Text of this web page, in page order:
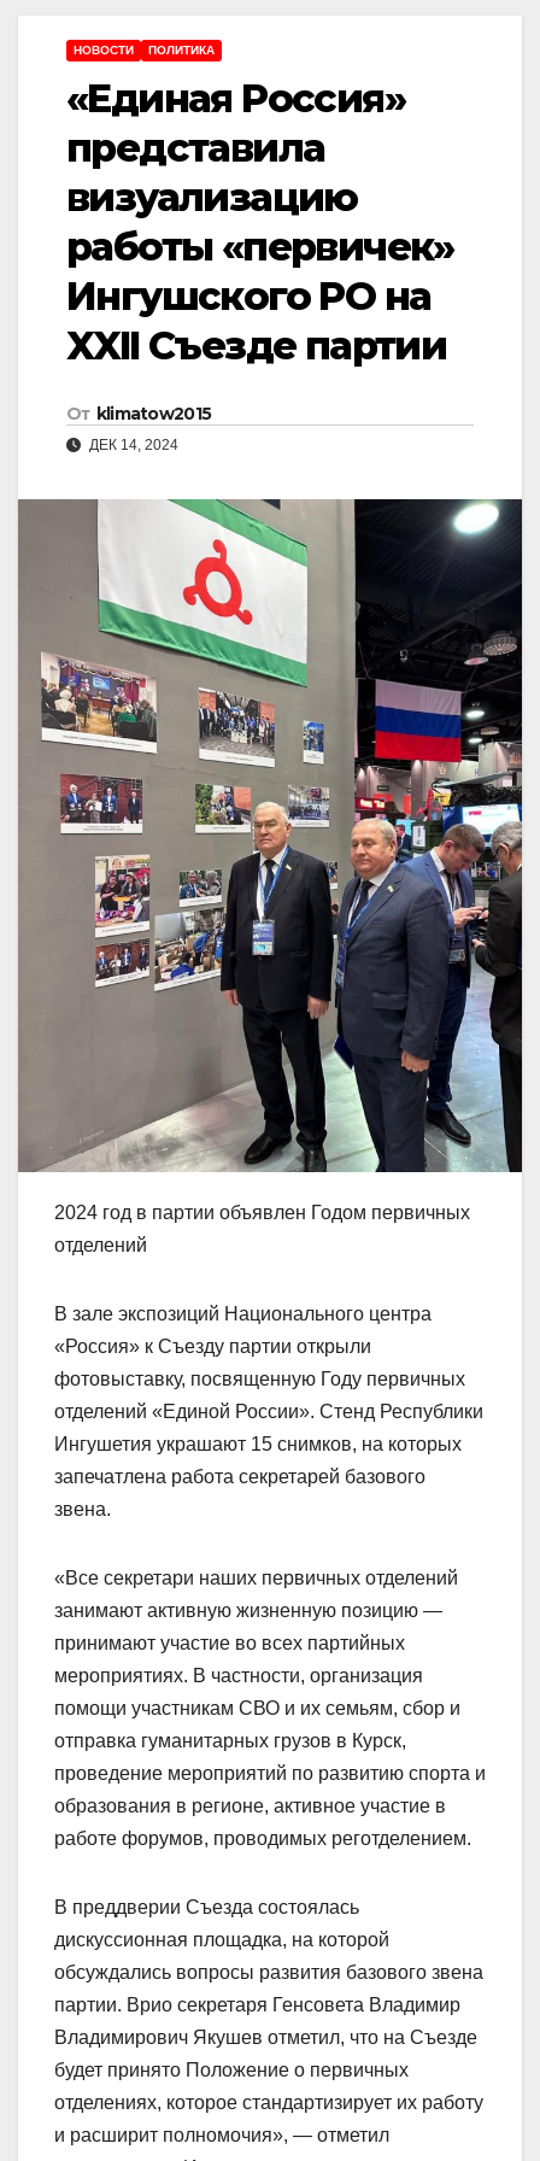
НОВОСТИ ПОЛИТИКА
«Единая Россия»
представила
визуализацию
работы «первичек»
Ингушского РО на
XXII Съезде партии
От klimatow2015
ДЕК 14, 2024
2024 год в партии объявлен Годом первичных
отделений
В зале экспозиций Национального центра
«Россия» к Съезду партии открыли
фотовыставку, посвященную Году первичных
отделений «Единой России». Стенд Республики
Ингушетия украшают 15 снимков, на которых
запечатлена работа секретарей базового
звена.
«Все секретари наших первичных отделений
занимают активную жизненную позицию —
принимают участие во всех партийных
мероприятиях. В частности, организация
помощи участникам СВО и их семьям, сбор и
отправка гуманитарных грузов в Курск,
проведение мероприятий по развитию спорта и
образования в регионе, активное участие в
работе форумов, проводимых реготделением.
В преддверии Съезда состоялась
дискуссионная площадка, на которой
обсуждались вопросы развития базового звена
партии. Врио секретаря Генсовета Владимир
Владимирович Якушев отметил, что на Съезде
будет принято Положение о первичных
отделениях, которое стандартизирует их работу
и расширит полномочия», — отметил